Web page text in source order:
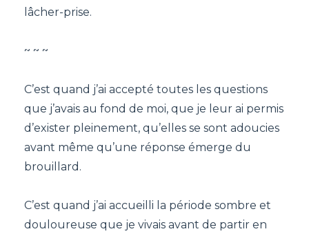
lâcher-prise.
~ ~ ~
C’est quand j’ai accepté toutes les questions
que j’avais au fond de moi, que je leur ai permis
d’exister pleinement, qu’elles se sont adoucies
avant même qu’une réponse émerge du
brouillard.
C’est quand j’ai accueilli la période sombre et
douloureuse que je vivais avant de partir en